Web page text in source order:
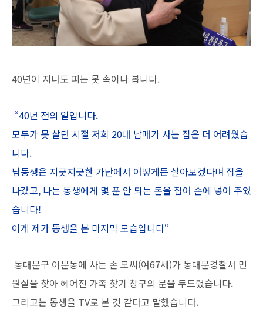
40년이 지나도 피는 못 속이나 봅니다.
“40년 전의 일입니다.
모두가 못 살던 시절 저희 20대 남매가 사는 집은 더 어려웠습
니다.
남동생은 지긋지긋한 가난에서 어떻게든 살아보겠다며 집을
나갔고, 나는 동생에게 몇 푼 안 되는 돈을 집어 손에 넣어 주었
습니다!
이게 제가 동생을 본 마지막 모습입니다“
동대문구 이문동에 사는 손 모씨(여67세)가 동대문경찰서 민
원실을 찾아 헤어진 가족 찾기 창구의 문을 두드렸습니다.
그리고는 동생을 TV로 본 것 같다고 말했습니다.